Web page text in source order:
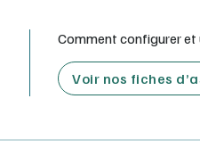
Comment configurer et
Voir nos fiches